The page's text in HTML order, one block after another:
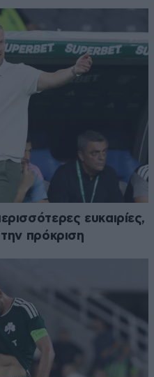
ευκαιρίες,
πρόκριση